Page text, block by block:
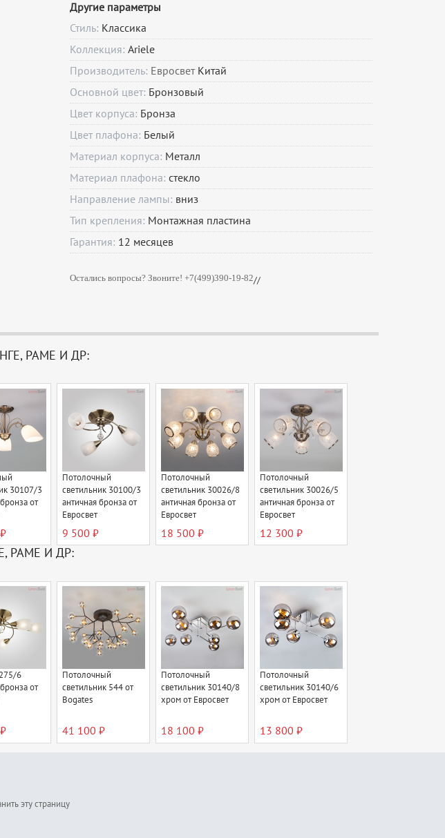
Другие параметры
Стиль: Классика
Коллекция: Ariele
Производитель: ЕвросветКитай
Основной цвет: Бронзовый
Цвет корпуса: Бронза
Цвет плафона: Белый
Материал корпуса: Металл
Материал плафона: стекло
Направление лампы: вниз
Тип крепления: Монтажная пластина
Гарантия: 12 месяцев
Остались вопросы? Звоните! +7(499)390-19-82//
РАМЕ И ДР:
30107/3
от
Потолочный
светильник 30100/3
античная бронза от
Евросвет
9 500 ₽
Потолочный
светильник 30026/8
античная бронза от
Евросвет
18 500 ₽
Потолочный
светильник 30026/5
античная бронза от
Евросвет
12 300 ₽
РАМЕ И ДР:
6
от
Потолочный
светильник 544 от
Bogates
41 100 ₽
Потолочный
светильник 30140/8
хром от Евросвет
18 100 ₽
Потолочный
светильник 30140/6
хром от Евросвет
13 800 ₽
эту страницу